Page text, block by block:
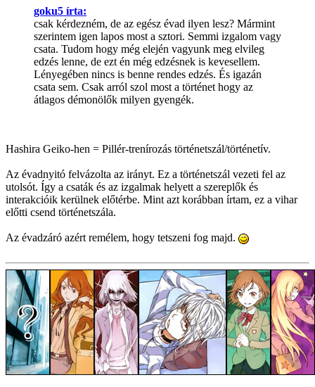
goku5 írta:
csak kérdezném, de az egész évad ilyen lesz? Mármint
szerintem igen lapos most a sztori. Semmi izgalom vagy
csata. Tudom hogy még elején vagyunk meg elvileg
edzés lenne, de ezt én még edzésnek is kevesellem.
Lényegében nincs is benne rendes edzés. És igazán
csata sem. Csak arról szol most a történet hogy az
átlagos démonölők milyen gyengék.
Hashira Geiko-hen = Pillér-trenírozás történetszál/történetív.
Az évadnyitó felvázolta az irányt. Ez a történetszál vezeti fel az
utolsót. Így a csaták és az izgalmak helyett a szereplők és
interakcióik kerülnek előtérbe. Mint azt korábban írtam, ez a vihar
előtti csend történetszála.
Az évadzáró azért remélem, hogy tetszeni fog majd.